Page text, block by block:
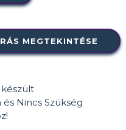
MEGTEKINTÉSE
Nincs Szükség